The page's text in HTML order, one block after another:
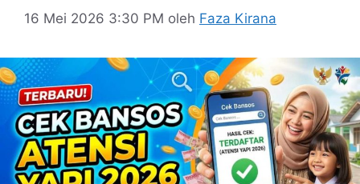
16 Mei 2026 3:30 PM oleh Faza Kirana